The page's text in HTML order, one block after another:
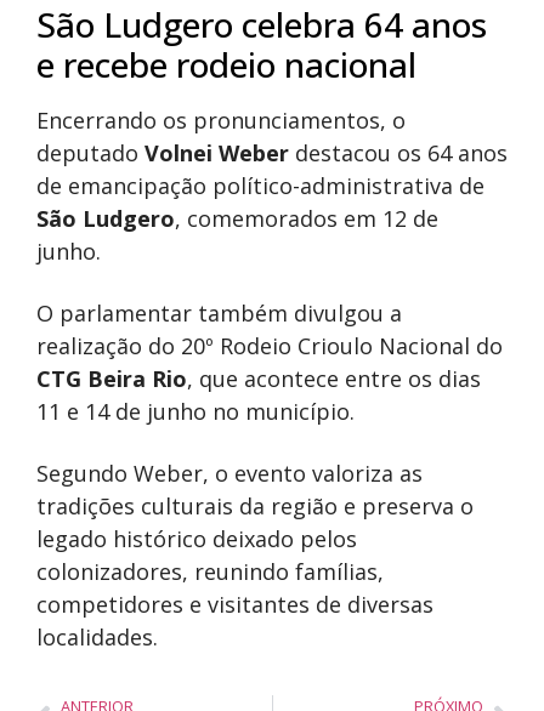
São Ludgero celebra 64 anos
e recebe rodeio nacional
Encerrando os pronunciamentos, o
deputado Volnei Weber destacou os 64 anos
de emancipação político-administrativa de
São Ludgero, comemorados em 12 de
junho.
O parlamentar também divulgou a
realização do 20º Rodeio Crioulo Nacional do
CTG Beira Rio, que acontece entre os dias
11 e 14 de junho no município.
Segundo Weber, o evento valoriza as
tradições culturais da região e preserva o
legado histórico deixado pelos
colonizadores, reunindo famílias,
competidores e visitantes de diversas
localidades.